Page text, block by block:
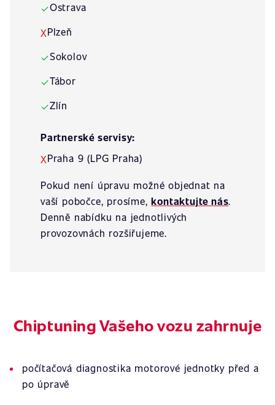
✓Ostrava
XPlzeň
✓Sokolov
✓Tábor
✓Zlín
Partnerské servisy:
XPraha 9 (LPG Praha)
Pokud není úpravu možné objednat na
vaší pobočce, prosíme,kontaktujte nás.
Denně nabídku na jednotlivých
provozovnách rozšiřujeme.
Chiptuning Vašeho vozu zahrnuje
počítačová diagnostika motorové jednotky před a
po úpravě